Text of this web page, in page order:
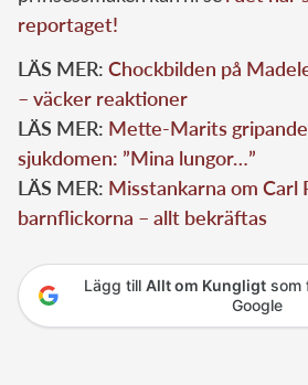
reportaget!
LÄS MER: Chockbilden på
– väcker reaktioner
LÄS MER: Mette-Marits
sjukdomen: ”Mina lungor…”
LÄS MER: Misstankarna om Carl
barnflickorna – allt bekräftas
Lägg till Allt om Kungligtsom
Google